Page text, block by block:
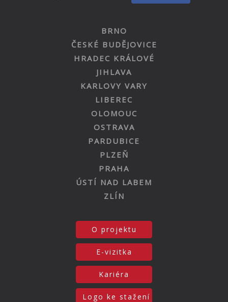
BRNO
ČESKÉ BUDĚJOVICE
HRADEC KRÁLOVÉ
JIHLAVA
KARLOVY VARY
LIBEREC
OLOMOUC
OSTRAVA
PARDUBICE
PLZEŇ
PRAHA
ÚSTÍ NAD LABEM
ZLÍN
O projektu
E-vizitka
Kariéra
Logo ke stažení